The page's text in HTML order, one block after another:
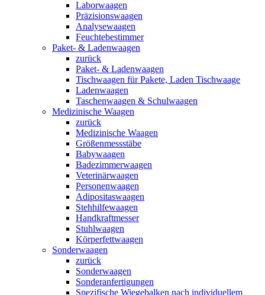
Laborwaagen
Präzisionswaagen
Analysewaagen
Feuchtebestimmer
Paket- & Ladenwaagen
zurück
Paket- & Ladenwaagen
Tischwaagen für Pakete, Laden Tischwaage
Ladenwaagen
Taschenwaagen & Schulwaagen
Medizinische Waagen
zurück
Medizinische Waagen
Größenmessstäbe
Babywaagen
Badezimmerwaagen
Veterinärwaagen
Personenwaagen
Adipositaswaagen
Stehhilfewaagen
Handkraftmesser
Stuhlwaagen
Körperfettwaagen
Sonderwaagen
zurück
Sonderwaagen
Sonderanfertigungen
Spezifische Wiegebalken nach individuellem